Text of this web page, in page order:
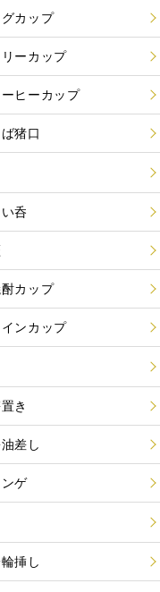
カップ
ーカップ
ヒーカップ
猪口
呑
カップ
ンカップ
き
差し
ゲ
挿し